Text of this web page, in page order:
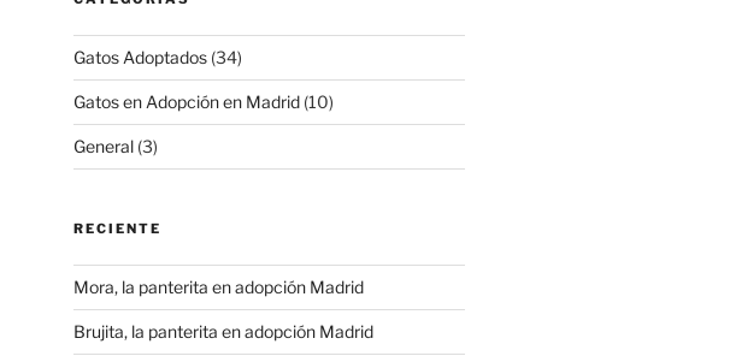
Gatos Adoptados(34)
Gatos en Adopción en Madrid(10)
General(3)
RECIENTE
Mora, la panterita en adopción Madrid
Brujita, la panterita en adopción Madrid